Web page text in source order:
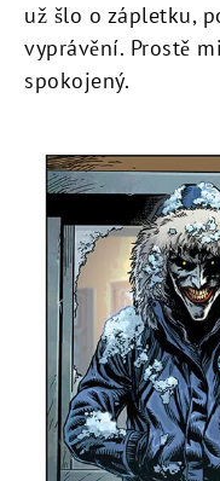
už šlo o zápletku,
vyprávění. Prostě
spokojený.